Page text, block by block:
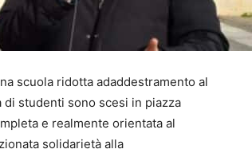
scuola ridotta adaddestramento al
di studenti sono scesi in piazza
e realmente orientata al
solidarietà alla